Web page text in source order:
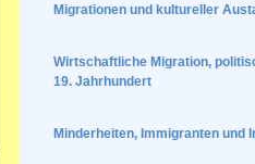
Migrationen und kultureller
Wirtschaftliche Migration,
19. Jahrhundert
Minderheiten, Immigranten und